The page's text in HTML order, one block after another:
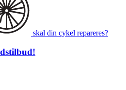
skal din cykel repareres?